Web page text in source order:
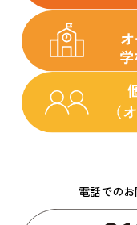
電話での